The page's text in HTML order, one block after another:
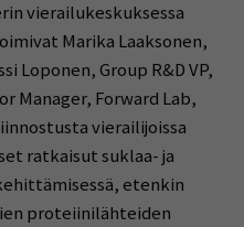
vierailukeskuksessa
Marika Laaksonen,
Loponen, Group R&D VP,
Manager, Forward Lab,
vierailijoissa
ratkaisut suklaa- ja
etenkin
proteiinilähteiden